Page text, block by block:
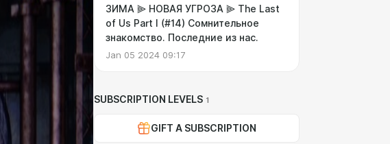
ЗИМА ⫸ НОВАЯ УГРОЗА ⫸ The Last
of Us Part I (#14) Сомнительное
знакомство. Последние из нас.
Jan 05 2024 09:17
SUBSCRIPTION LEVELS 1
GIFT A SUBSCRIPTION